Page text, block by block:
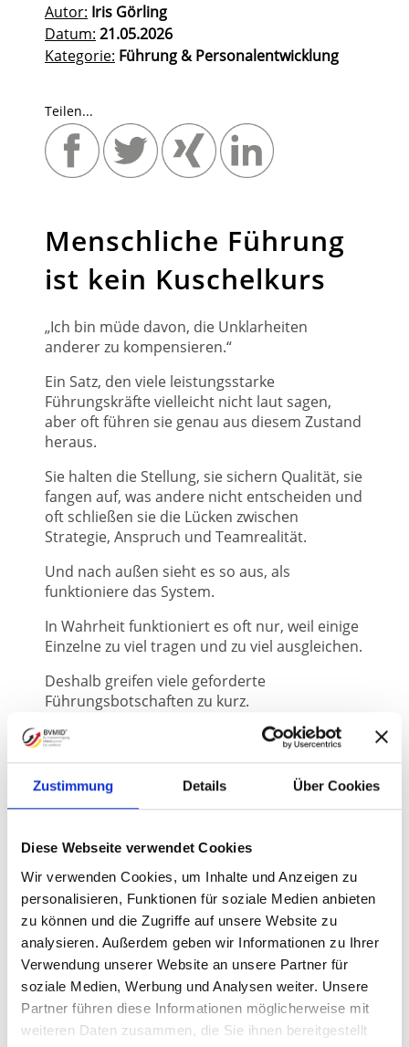
Zustimmung Details Über Cookies
Diese Webseite verwendet Cookies
Wir verwenden Cookies, um Inhalte und Anzeigen zu
personalisieren, Funktionen für soziale Medien anbieten
zu können und die Zugriffe auf unsere Website zu
analysieren. Außerdem geben wir Informationen zu Ihrer
Verwendung unserer Website an unsere Partner für
soziale Medien, Werbung und Analysen weiter. Unsere
Partner führen diese Informationen möglicherweise mit
weiteren Daten zusammen, die Sie ihnen bereitgestellt
Autor: Iris Görling
Datum: 21.05.2026
Kategorie: Führung & Personalentwicklung
Teilen...
Menschliche Führung
ist kein Kuschelkurs
„Ich bin müde davon, die Unklarheiten
anderer zu kompensieren.“
Ein Satz, den viele leistungsstarke
Führungskräfte vielleicht nicht laut sagen,
aber oft führen sie genau aus diesem Zustand
heraus.
Sie halten die Stellung, sie sichern Qualität, sie
fangen auf, was andere nicht entscheiden und
oft schließen sie die Lücken zwischen
Strategie, Anspruch und Teamrealität.
Und nach außen sieht es so aus, als
funktioniere das System.
In Wahrheit funktioniert es oft nur, weil einige
Einzelne zu viel tragen und zu viel ausgleichen.
Deshalb greifen viele geforderte
Führungsbotschaften zu kurz.
„Vertrau mehr.“
„Empowere dein Team.“
Das klingt zeitgemäß. Aber es berührt nicht
Verantwortung tragen, Ergebnisse sichern
und trotzdem nicht über Härte, Kontrolle
oder permanente Kompensation führen
wollen.
Denn Vertrauen ohne Klarheit ist naiv.
Loslassen ohne gesetzte Rahmen ist ein
Risiko.